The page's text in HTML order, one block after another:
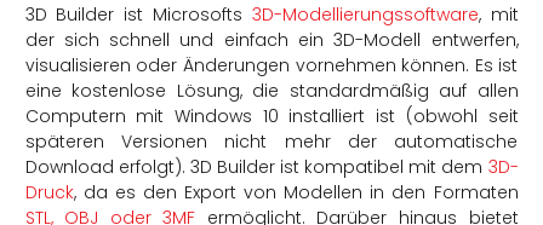
3D Builder ist Microsofts 3D-Modellierungssoftware, mit
der sich schnell und einfach ein 3D-Modell entwerfen,
visualisieren oder Änderungen vornehmen können. Es ist
eine kostenlose Lösung, die standardmäßig auf allen
Computern mit Windows 10 installiert ist (obwohl seit
späteren Versionen nicht mehr der automatische
Download erfolgt). 3D Builder ist kompatibel mit dem 3D-
Druck, da es den Export von Modellen in den Formaten
STL, OBJ oder 3MF ermöglicht. Darüber hinaus bietet